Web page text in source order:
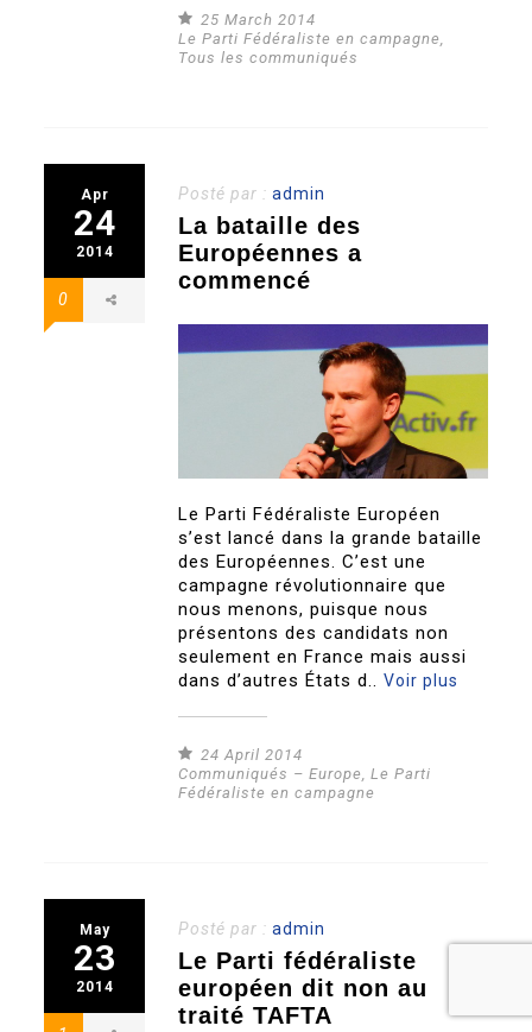
25 March 2014
Le Parti Fédéraliste en campagne,
Tous les communiqués
Apr
24
2014
0
Posté par :admin
La bataille des
Européennes a
commencé
Le Parti Fédéraliste Européen
s’est lancé dans la grande bataille
des Européennes. C’est une
campagne révolutionnaire que
nous menons, puisque nous
présentons des candidats non
seulement en France mais aussi
dans d’autres États d..Voir plus
24 April 2014
Communiqués – Europe,Le Parti
Fédéraliste en campagne
May
23
2014
Posté par :admin
Le Parti fédéraliste
européen dit non au
traité TAFTA